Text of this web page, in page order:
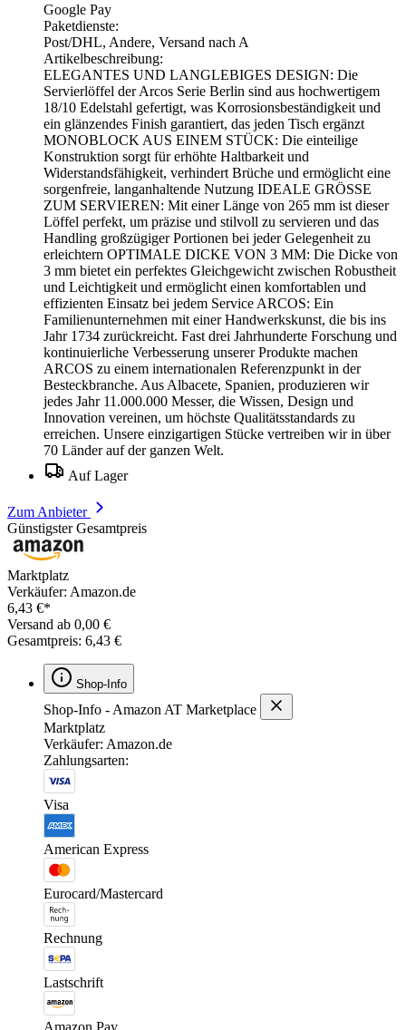
Google Pay
Paketdienste:
Post/DHL, Andere, Versand nach A
Artikelbeschreibung:
ELEGANTES UND LANGLEBIGES DESIGN: Die
Servierlöffel der Arcos Serie Berlin sind aus hochwertigem
18/10 Edelstahl gefertigt, was Korrosionsbeständigkeit und
ein glänzendes Finish garantiert, das jeden Tisch ergänzt
MONOBLOCK AUS EINEM STÜCK: Die einteilige
Konstruktion sorgt für erhöhte Haltbarkeit und
Widerstandsfähigkeit, verhindert Brüche und ermöglicht eine
sorgenfreie, langanhaltende Nutzung IDEALE GRÖSSE
ZUM SERVIEREN: Mit einer Länge von 265 mm ist dieser
Löffel perfekt, um präzise und stilvoll zu servieren und das
Handling großzügiger Portionen bei jeder Gelegenheit zu
erleichtern OPTIMALE DICKE VON 3 MM: Die Dicke von
3 mm bietet ein perfektes Gleichgewicht zwischen Robustheit
und Leichtigkeit und ermöglicht einen komfortablen und
effizienten Einsatz bei jedem Service ARCOS: Ein
Familienunternehmen mit einer Handwerkskunst, die bis ins
Jahr 1734 zurückreicht. Fast drei Jahrhunderte Forschung und
kontinuierliche Verbesserung unserer Produkte machen
ARCOS zu einem internationalen Referenzpunkt in der
Besteckbranche. Aus Albacete, Spanien, produzieren wir
jedes Jahr 11.000.000 Messer, die Wissen, Design und
Innovation vereinen, um höchste Qualitätsstandards zu
erreichen. Unsere einzigartigen Stücke vertreiben wir in über
70 Länder auf der ganzen Welt.
Auf Lager
Zum Anbieter
Günstigster Gesamtpreis
Marktplatz
Verkäufer: Amazon.de
6,43 €*
Versand ab 0,00 €
Gesamtpreis: 6,43 €
Shop-Info
Shop-Info - Amazon AT Marketplace
Marktplatz
Verkäufer: Amazon.de
Zahlungsarten:
Visa
American Express
Eurocard/Mastercard
Rechnung
Lastschrift
Amazon Pay